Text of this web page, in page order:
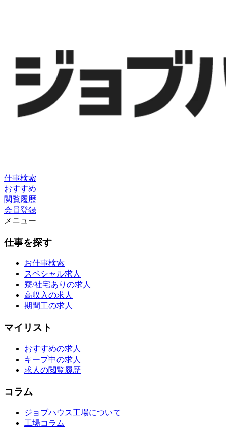
仕事検索
おすすめ
閲覧履歴
会員登録
メニュー
仕事を探す
お仕事検索
スペシャル求人
寮/社宅ありの求人
高収入の求人
期間工の求人
マイリスト
おすすめの求人
キープ中の求人
求人の閲覧履歴
コラム
ジョブハウス工場について
工場コラム